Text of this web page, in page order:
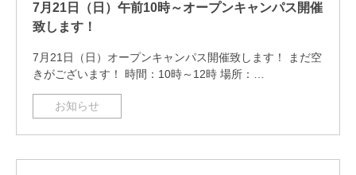
7月21日（日）午前10時～オープンキャンパス開催
致します！
7月21日（日）オープンキャンパス開催致します！ まだ空
きがございます！ 時間：10時～12時 場所：…
お知らせ